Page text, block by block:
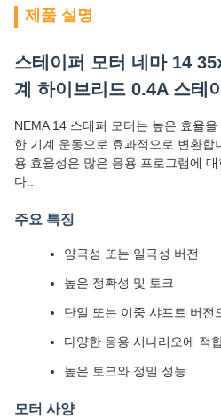
제품 설명
스테이퍼 모터 네마 14
계 하이브리드 0.4A 스테
NEMA 14 스테퍼 모터는 높은 효율
한 기계 운동으로 효과적으로 변환합
용 효율성은 많은 응용 프로그램에
다..
주요 특징
양극성 또는 일극성 버전
높은 정확성 및 토크
단일 또는 이중 샤프트 버전
다양한 응용 시나리오에 적
높은 토크와 정밀 성능
모터 사양